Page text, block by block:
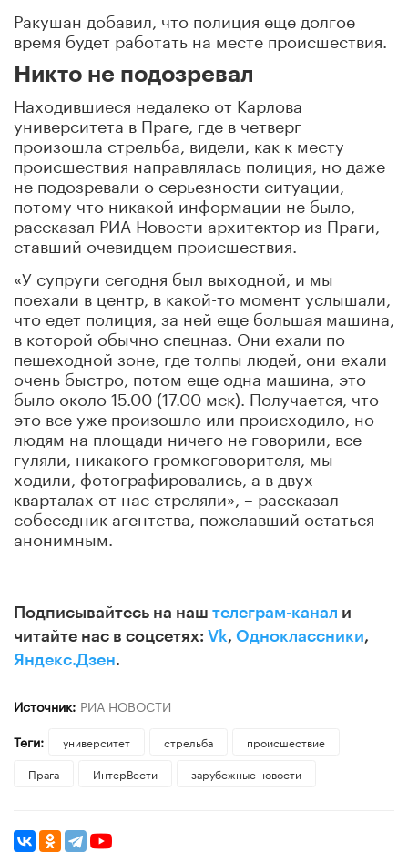
Ракушан добавил, что полиция еще долгое
время будет работать на месте происшествия.
Никто не подозревал
Находившиеся недалеко от Карлова
университета в Праге, где в четверг
произошла стрельба, видели, как к месту
происшествия направлялась полиция, но даже
не подозревали о серьезности ситуации,
потому что никакой информации не было,
рассказал РИА Новости архитектор из Праги,
ставший очевидцем происшествия.
«У супруги сегодня был выходной, и мы
поехали в центр, в какой-то момент услышали,
что едет полиция, за ней еще большая машина,
в которой обычно спецназ. Они ехали по
пешеходной зоне, где толпы людей, они ехали
очень быстро, потом еще одна машина, это
было около 15.00 (17.00 мск). Получается, что
это все уже произошло или происходило, но
людям на площади ничего не говорили, все
гуляли, никакого громкоговорителя, мы
ходили, фотографировались, а в двух
кварталах от нас стреляли», – рассказал
собеседник агентства, пожелавший остаться
анонимным.
Подписывайтесь на наш телеграм-канал и
читайте нас в соцсетях: Vk, Одноклассники,
Яндекс.Дзен.
Источник: РИА НОВОСТИ
Теги:
университет стрельба
происшествие
Прага
ИнтерВести зарубежные новости